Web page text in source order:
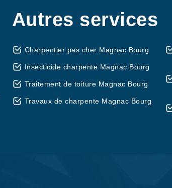
Autres services
Charpentier pas cher Magnac Bourg
Insecticide charpente Magnac Bourg
Traitement de toiture Magnac Bourg
Travaux de charpente Magnac Bourg